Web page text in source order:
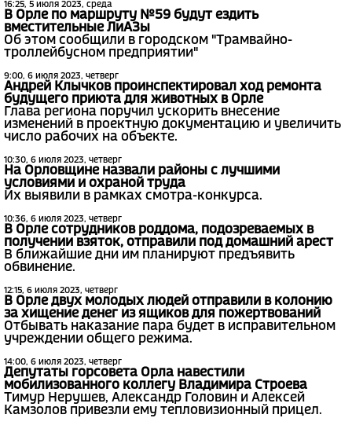
16:25, 5 июля 2023, среда
В Орле по маршруту №59 будут ездить
вместительные ЛиАЗы
Об этом сообщили в городском "Трамвайно-
троллейбусном предприятии"
9:00, 6 июля 2023, четверг
Андрей Клычков проинспектировал ход ремонта
будущего приюта для животных в Орле
Глава региона поручил ускорить внесение
изменений в проектную документацию и увеличить
число рабочих на объекте.
10:30, 6 июля 2023, четверг
На Орловщине назвали районы с лучшими
условиями и охраной труда
Их выявили в рамках смотра-конкурса.
10:36, 6 июля 2023, четверг
В Орле сотрудников роддома, подозреваемых в
получении взяток, отправили под домашний арест
В ближайшие дни им планируют предъявить
обвинение.
12:15, 6 июля 2023, четверг
В Орле двух молодых людей отправили в колонию
за хищение денег из ящиков для пожертвований
Отбывать наказание пара будет в исправительном
учреждении общего режима.
14:00, 6 июля 2023, четверг
Депутаты горсовета Орла навестили
мобилизованного коллегу Владимира Строева
Тимур Нерушев, Александр Головин и Алексей
Камзолов привезли ему тепловизионный прицел.